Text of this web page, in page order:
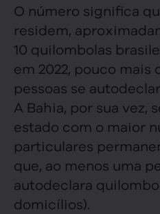
O número significa
residem,
10 quilombolas
em 2022, pouco mais
pessoas se
A Bahia, por sua vez,
estado com o maior
particulares
que, ao menos uma
autodeclara
domicílios).